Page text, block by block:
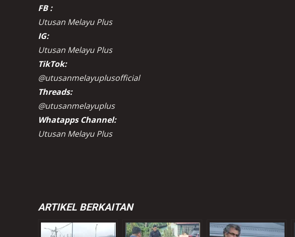
FB :
Utusan Melayu Plus
IG:
Utusan Melayu Plus
TikTok:
@utusanmelayuplusofficial
Threads:
@utusanmelayuplus
Whatapps Channel:
Utusan Melayu Plus
ARTIKEL BERKAITAN